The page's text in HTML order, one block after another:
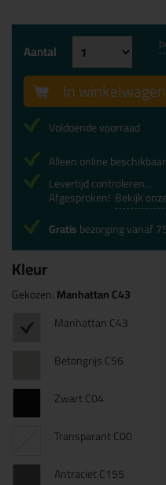
Kleur
Gekozen:Manhattan C43
Manhattan C43
Betongrijs C56
Zwart C04
Transparant C00
Antraciet C155
Aantal
In winkelwagen
Voldoende voorraad
Alleen online beschikbaar
Levertijd controleren...
Afgesproken! Bekijk
Gratisbezorging vanaf